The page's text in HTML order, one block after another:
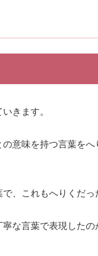
きます。
の意味を持つ言葉を
、これもへりくだっ
寧な言葉で表現したの